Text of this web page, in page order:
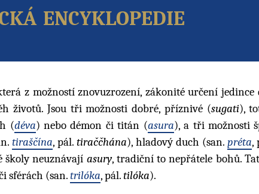
encyklopedie
z možností znovuzrození, zákonité určení
životů. Jsou tři možnosti dobré, příznivé (sugati),
(déva) nebo démon či titán (asura), a tři možnosti
tiraščína, pál. tiraččhána), hladový duch (san. préta,
školy neuznávají asury, tradiční to nepřátele bohů.
sférách (san.trilóka, pál.tilóka).